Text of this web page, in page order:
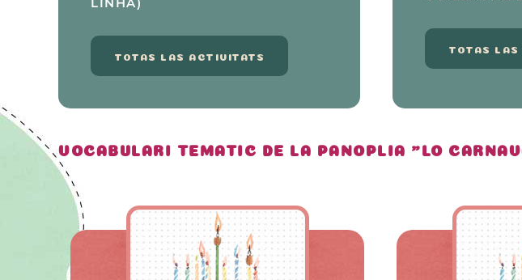
TOTAS LAS ACTIVITATS
TOTAS LAS
VOCABULARI TEMATIC DE LA PANOPLIA "LO